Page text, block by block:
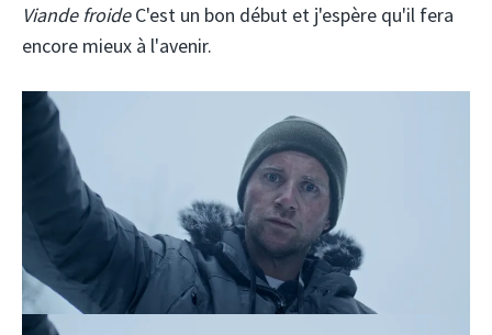
Viande froideC'est un bon début et j'espère qu'il fera
encore mieux à l'avenir.